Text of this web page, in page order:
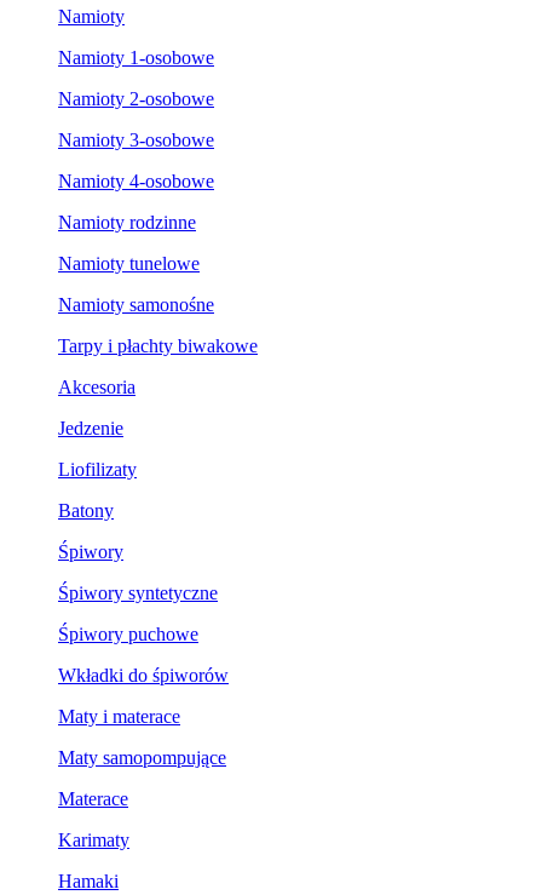
Namioty
Namioty 1-osobowe
Namioty 2-osobowe
Namioty 3-osobowe
Namioty 4-osobowe
Namioty rodzinne
Namioty tunelowe
Namioty samonośne
Tarpy i płachty biwakowe
Akcesoria
Jedzenie
Liofilizaty
Batony
Śpiwory
Śpiwory syntetyczne
Śpiwory puchowe
Wkładki do śpiworów
Maty i materace
Maty samopompujące
Materace
Karimaty
Hamaki